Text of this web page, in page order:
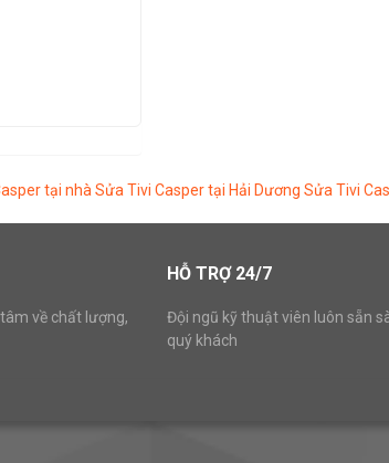
tại nhàSửa Tivi Casper tại Hải Dương Sửa Tivi
về chất lượng,
HỖ TRỢ 24/7
Đội ngũ kỹ thuật viên luôn sẵn
quý khách